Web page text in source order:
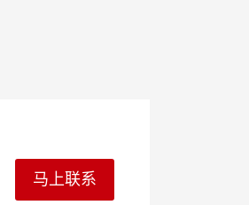
马上联系